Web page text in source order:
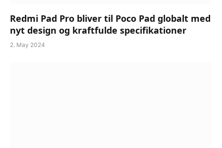
Redmi Pad Pro bliver til Poco Pad globalt med
nyt design og kraftfulde specifikationer
2. May 2024